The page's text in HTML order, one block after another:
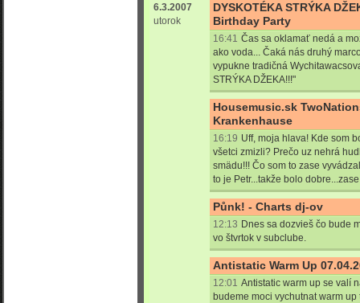
6.3.2007
utorok
DYSKOTÉKA STRÝKA
Birthday Party
16:41 Čas sa oklamať nedá a
ako voda... Čaká nás druhý
vypukne tradičná
STRÝKA DŽEKA!!!"
Housemusic.sk
Krankenhause
16:19 Uff, moja hlava! Kde som
všetci zmizli? Prečo uz nehrá
smädu!!! Čo som to zase
to je Petr...takže bolo
Půnk! - Charts dj-ov
12:13 Dnes sa dozvieš čo bude
vo štvrtok v subclube.
Antistatic Warm Up
12:01 Antistatic warm up se valí
budeme moci vychutnat warm